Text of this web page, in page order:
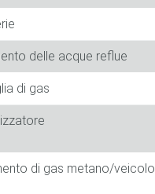
delle acque reflue
di gas
di gas metano/veicolo